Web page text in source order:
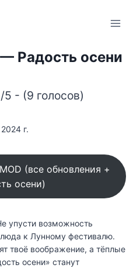
Радость осени
5 - (9 голосов)
г.
(все обновления +
осени)
упусти возможность
к Лунному фестивалю.
твоё воображение, а тёплые
осени» станут